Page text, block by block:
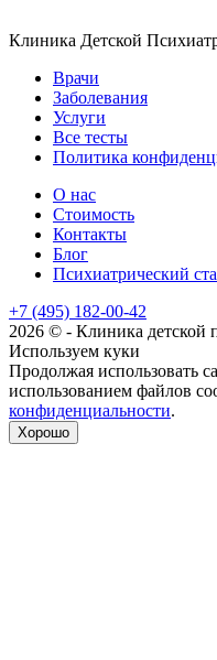
Клиника Детской
Врачи
Заболевания
Услуги
Все тесты
Политика
О нас
Стоимость
Контакты
Блог
Психиатрический
+7 (495) 182-00-42
2026 © - Клиника детской
Используем куки
Продолжая использовать
использованием файлов
конфиденциальности.
Хорошо